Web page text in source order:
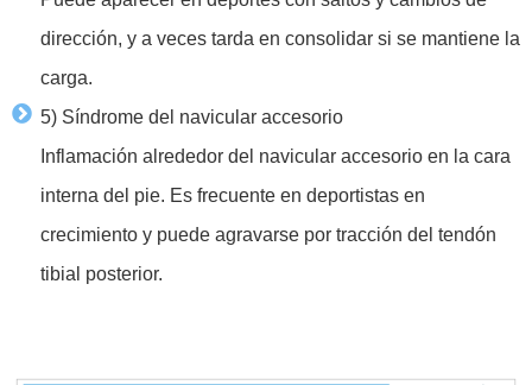
dirección, y a veces tarda en consolidar si se mantiene la
carga.
5) Síndrome del navicular accesorio
Inflamación alrededor del navicular accesorio en la cara
interna del pie. Es frecuente en deportistas en
crecimiento y puede agravarse por tracción del tendón
tibial posterior.